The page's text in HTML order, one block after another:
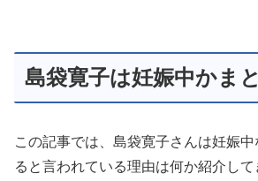
島袋寛子は妊娠中かま
この記事では、島袋寛子さんは妊娠
ると言われている理由は何か紹介して